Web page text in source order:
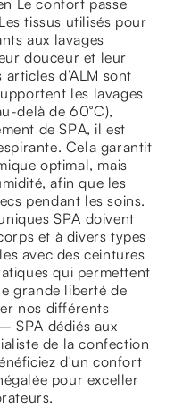
Le confort passe
tissus utilisés pour
aux lavages
douceur et leur
d’ALM sont
les lavages
delà de 60°C),
de SPA, il est
Cela garantit
optimal, mais
afin que les
pendant les soins.
SPA doivent
et à divers types
avec des ceintures
qui permettent
grande liberté de
nos différents
SPA dédiés aux
de la confection
d'un confort
pour exceller